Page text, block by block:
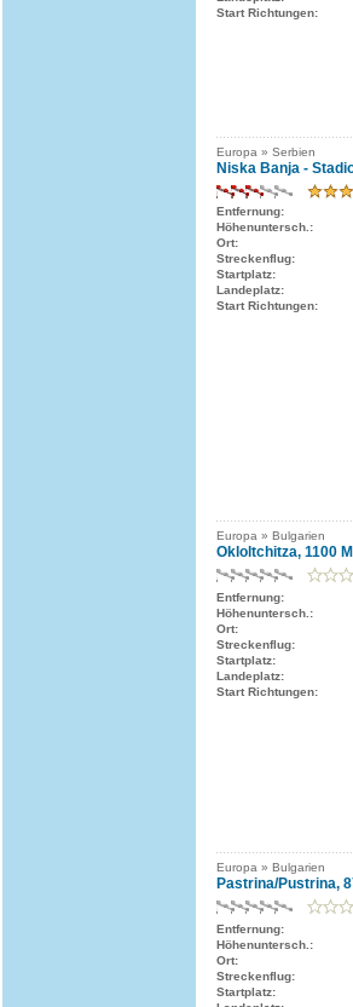
Start Richtungen:
Europa » Serbien
Niska Banja -
Entfernung:
Höhenuntersch.:
Ort:
Streckenflug:
Startplatz:
Landeplatz:
Start Richtungen:
Europa » Bulgarien
Okloltchitza, 1100
Entfernung:
Höhenuntersch.:
Ort:
Streckenflug:
Startplatz:
Landeplatz:
Start Richtungen:
Europa » Bulgarien
Pastrina/Pustrina,
Entfernung:
Höhenuntersch.:
Ort:
Streckenflug:
Startplatz: